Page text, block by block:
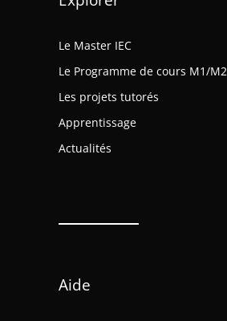
Le Master IEC
Le Programme de cours M1/M2
Les projets tutorés
Apprentissage
Actualités
Aide